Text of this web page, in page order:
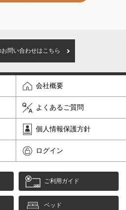
お問い合わせはこちら
会社概要
よくあるご質問
個人情報保護方針
ログイン
ご利用ガイド
ベッド